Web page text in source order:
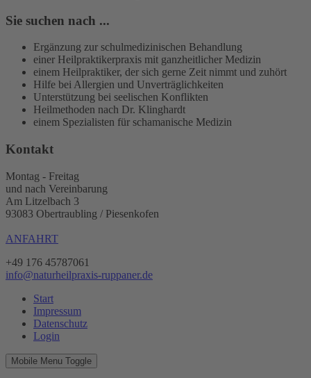
Sie suchen nach ...
Ergänzung zur schulmedizinischen Behandlung
einer Heilpraktikerpraxis mit ganzheitlicher Medizin
einem Heilpraktiker, der sich gerne Zeit nimmt und zuhört
Hilfe bei Allergien und Unverträglichkeiten
Unterstützung bei seelischen Konflikten
Heilmethoden nach Dr. Klinghardt
einem Spezialisten für schamanische Medizin
Kontakt
Montag - Freitag
und nach Vereinbarung
Am Litzelbach 3
93083 Obertraubling / Piesenkofen
ANFAHRT
+49 176 45787061
info@naturheilpraxis-ruppaner.de
Start
Impressum
Datenschutz
Login
Mobile Menu Toggle